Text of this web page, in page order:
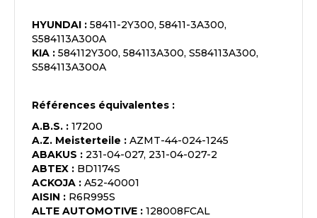
HYUNDAI : 58411-2Y300, 58411-3A300,
S584113A300A
KIA : 584112Y300, 584113A300, S584113A300,
S584113A300A
Références équivalentes :
A.B.S. : 17200
A.Z. Meisterteile : AZMT-44-024-1245
ABAKUS : 231-04-027, 231-04-027-2
ABTEX : BD1174S
ACKOJA : A52-40001
AISIN : R6R995S
ALTE AUTOMOTIVE : 128008FCAL